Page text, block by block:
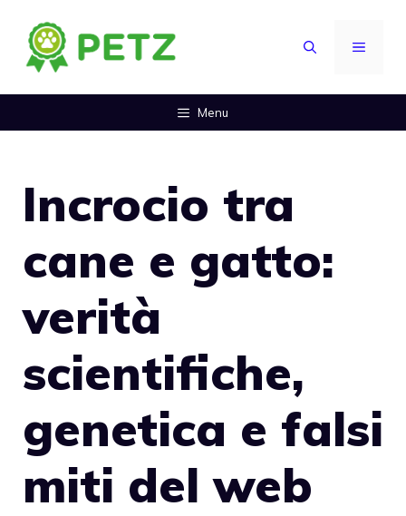
contenuto
MENU
Menu
Incrocio tra
cane e gatto:
verità
scientifiche,
genetica e falsi
miti del web